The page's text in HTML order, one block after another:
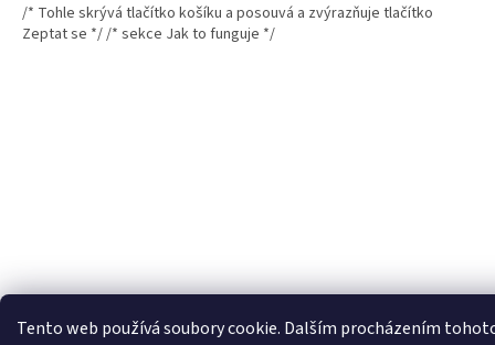
Tento web používá soubory cookie. Dalším procházením
/* Tohle skrývá tlačítko košíku a posouvá a zvýrazňuje tlačítko
Zeptat se *//* sekce Jak to funguje */